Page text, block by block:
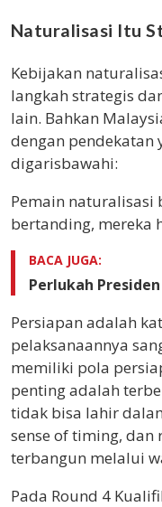
Naturalisasi Itu
Kebijakan
langkah strategis
lain. Bahkan
dengan pendekatan
digarisbawahi:
Pemain naturalisasi
bertanding, mereka
BACA JUGA:
Perlukah
Persiapan adalah
pelaksanaannya
memiliki pola
penting adalah
tidak bisa lahir
sense of timing,
terbangun melalui
Pada Round 4